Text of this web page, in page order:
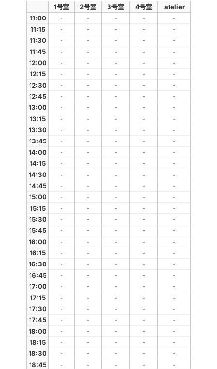
1号室 2号室 3号室 4号室
atelier
11:00
- - - -
-
11:15
- - - -
-
11:30
- - - -
-
11:45
- - - -
-
12:00
- - - -
-
12:15
- - - -
-
12:30
- - - -
-
12:45
- - - -
-
13:00
- - - -
-
13:15
- - - -
-
13:30
- - - -
-
13:45
- - - -
-
14:00
- - - -
-
14:15
- - - -
-
14:30
- - - -
-
14:45
- - - -
-
15:00
- - - -
-
15:15
- - - -
-
15:30
- - - -
-
15:45
- - - -
-
16:00
- - - -
-
16:15
- - - -
-
16:30
- - - -
-
16:45
- - - -
-
17:00
- - - -
-
17:15
- - - -
-
17:30
- - - -
-
17:45
- - - -
-
18:00
- - - -
-
18:15
- - - -
-
18:30
- - - -
-
18:45
- - - -
-